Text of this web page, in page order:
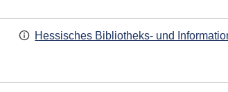
Hessisches Bibliotheks- und